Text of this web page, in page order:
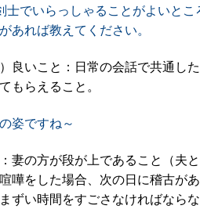
士でいらっしゃることがよいと
あれば教えてください。
いこと：日常の会話で共通した
らえること。
姿ですね～
妻の方が段が上であること（夫
嘩をした場合、次の日に稽古が
ずい時間をすごさなければなら